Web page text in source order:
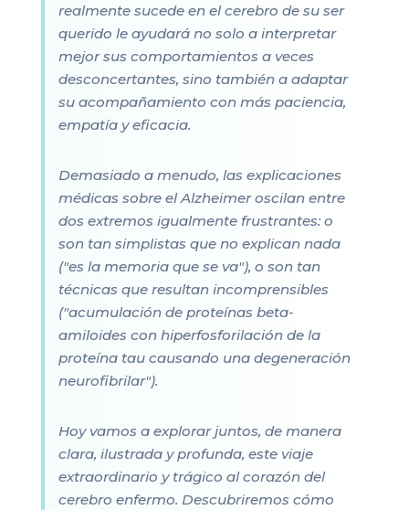
realmente sucede en el cerebro de su ser
querido le ayudará no solo a interpretar
mejor sus comportamientos a veces
desconcertantes, sino también a adaptar
su acompañamiento con más paciencia,
empatía y eficacia.
Demasiado a menudo, las explicaciones
médicas sobre el Alzheimer oscilan entre
dos extremos igualmente frustrantes: o
son tan simplistas que no explican nada
("es la memoria que se va"), o son tan
técnicas que resultan incomprensibles
("acumulación de proteínas beta-
amiloides con hiperfosforilación de la
proteína tau causando una degeneración
neurofibrilar").
Hoy vamos a explorar juntos, de manera
clara, ilustrada y profunda, este viaje
extraordinario y trágico al corazón del
cerebro enfermo. Descubriremos cómo